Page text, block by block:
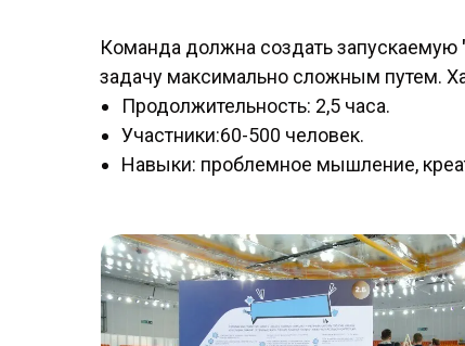
Команда должна создать запускаемую
задачу максимально сложным путем.
Продолжительность: 2,5 часа.
Участники:60-500 человек.
Навыки: проблемное мышление,